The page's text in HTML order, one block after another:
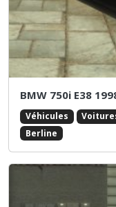
BMW 750i E38
Véhicules
Berline